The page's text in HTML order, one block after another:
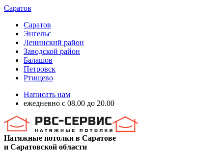
Саратов
Саратов
Энгельс
Ленинский район
Заводской район
Балашов
Петровск
Ртищево
Написать нам
ежедневно с 08.00 до 20.00
Натяжные потолки в Саратове
и Саратовской области